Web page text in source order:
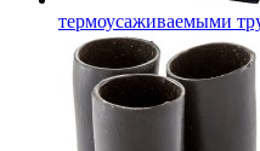
термоусаживаемыми